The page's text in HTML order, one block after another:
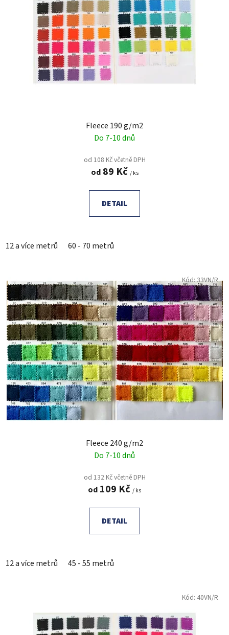
Fleece 190 g/m2
Do 7-10 dnů
od 108 Kč včetně DPH
od89 Kč / ks
DETAIL
12 a více metrů 60 - 70 metrů
Fleece 240 g/m2
Do 7-10 dnů
od 132 Kč včetně DPH
od 109 Kč / ks
DETAIL
12 a více metrů 45 - 55 metrů
Kód:33VN/R
Kód: 40VN/R